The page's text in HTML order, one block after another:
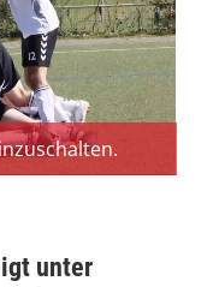
unter